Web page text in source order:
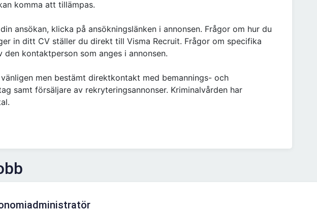
komma att tillämpas.
ansökan, klicka på ansökningslänken i annonsen. Frågor om hur du
in ditt CV ställer du direkt till Visma Recruit. Frågor om specifika
den kontaktperson som anges i annonsen.
men bestämt direktkontakt med bemannings- och
samt försäljare av rekryteringsannonser. Kriminalvården har